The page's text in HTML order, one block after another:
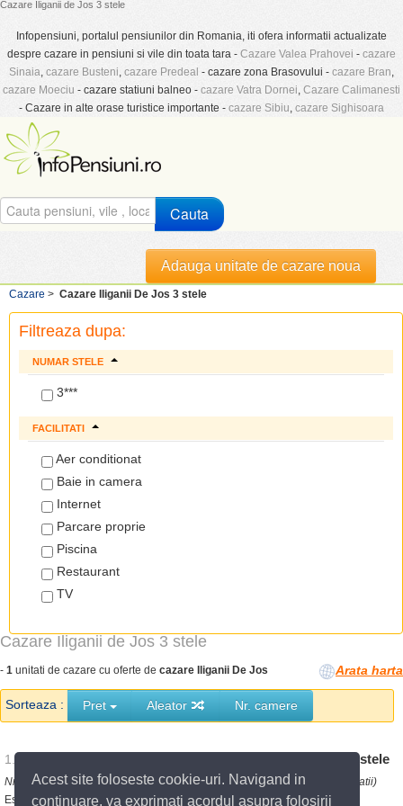
Acest site foloseste cookie-uri. Navigand in
continuare, va exprimati acordul asupra folosirii
Cazare Iliganii de Jos 3 stele
Infopensiuni, portalul pensiunilor din Romania, iti ofera informatii actualizate
despre cazare in pensiuni si vile din toata tara - Cazare Valea Prahovei - cazare
Sinaia, cazare Busteni, cazare Predeal - cazare zona Brasovului - cazare Bran,
cazare Moeciu - cazare statiuni balneo - cazare Vatra Dornei, Cazare Calimanesti
- Cazare in alte orase turistice importante - cazare Sibiu, cazare Sighisoara
Cauta
Adauga unitate de cazare noua
Cazare > Cazare Iliganii De Jos 3 stele
Filtreaza dupa:
NUMAR STELE
3***
FACILITATI
Aer conditionat
Baie in camera
Internet
Parcare proprie
Piscina
Restaurant
TV
Cazare Iliganii de Jos 3 stele
- 1 unitati de cazare cu oferte de cazare Iliganii De Jos Arata harta
Sorteaza : Pret Aleator Nr. camere
1. stele
Nr. locuri cazare: 20 Nr. camere: 10 0.56(km fata de centrul localitatii)
Este o pensiune deschisa in iulie 2008 si va ofera:-7 camere cu pat